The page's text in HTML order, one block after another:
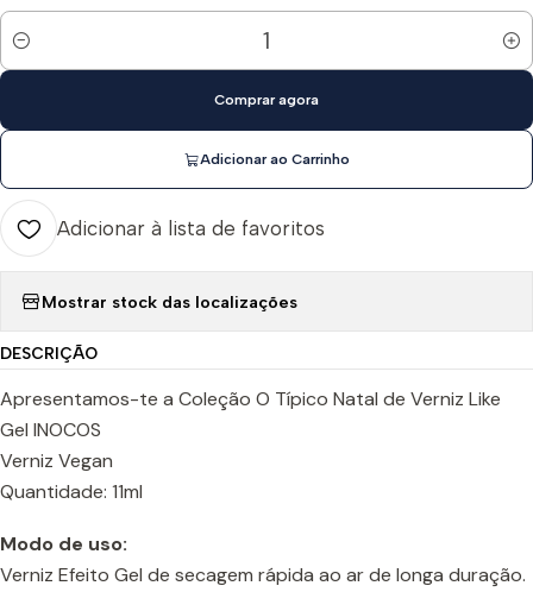
Quantidade
Adicionar ao Carrinho
Comprar agora
Adicionar à lista de favoritos
Mostrar stock das localizações
DESCRIÇÃO
Apresentamos-te a Coleção O Típico Natal de Verniz Like
Gel INOCOS
Verniz Vegan
Quantidade: 11ml
Modo de uso:
Verniz Efeito Gel de secagem rápida ao ar de longa duração.